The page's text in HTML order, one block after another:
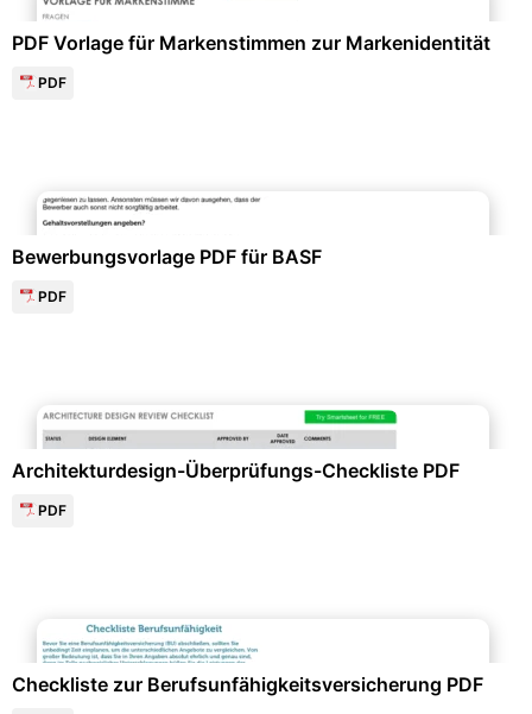
PDF Vorlage für Markenstimmen zur Markenidentität
PDF
Bewerbungsvorlage PDF für BASF
PDF
Architekturdesign-Überprüfungs-Checkliste PDF
PDF
Checkliste zur Berufsunfähigkeitsversicherung PDF